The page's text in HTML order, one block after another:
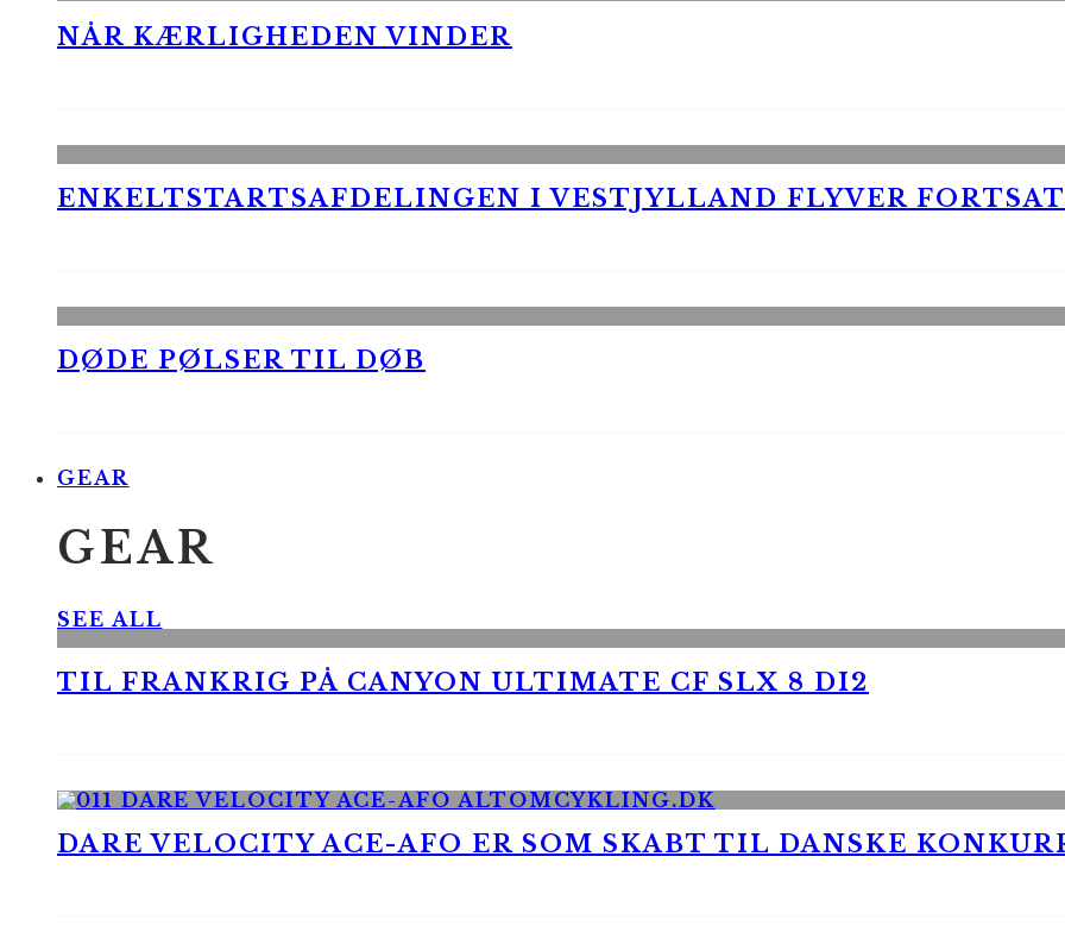
NÅR KÆRLIGHEDEN VINDER
ENKELTSTARTSAFDELINGEN I VESTJYLLAND FLYVER
DØDE PØLSER TIL DØB
GEAR
GEAR
SEE ALL
TIL FRANKRIG PÅ CANYON ULTIMATE CF SLX 8 DI2
DARE VELOCITY ACE-AFO ER SOM SKABT TIL DANSKE